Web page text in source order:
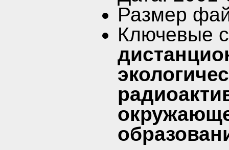
Размер
Ключевые